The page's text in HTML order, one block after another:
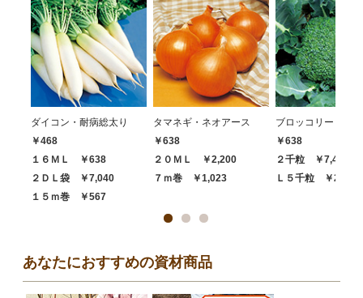
ダイコン・耐病総太り
￥468
１６ＭＬ ￥638
２ＤＬ袋 ￥7,040
１５ｍ巻 ￥567
タマネギ・ネオアース
￥638
２０ＭＬ ￥2,200
７ｍ巻 ￥1,023
ブロッコリー・ハ
￥638
２千粒 ￥7,480
Ｌ５千粒 ￥
あなたにおすすめの資材商品